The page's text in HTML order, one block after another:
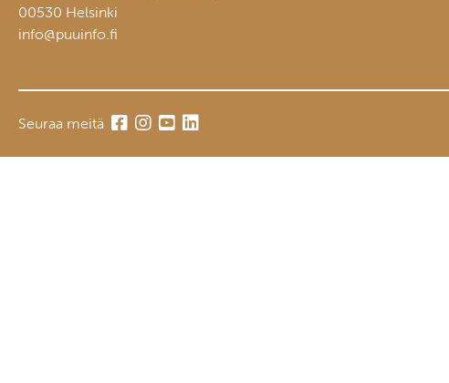
00530 Helsinki
info@puuinfo.fi
Seuraa meitä